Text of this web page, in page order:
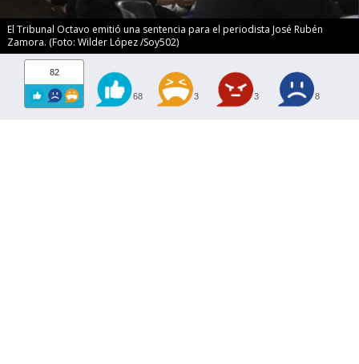
El Tribunal Octavo emitió una sentencia para el periodista José Rubén
Zamora. (Foto: Wilder López /Soy502)
82
68 3 3 8